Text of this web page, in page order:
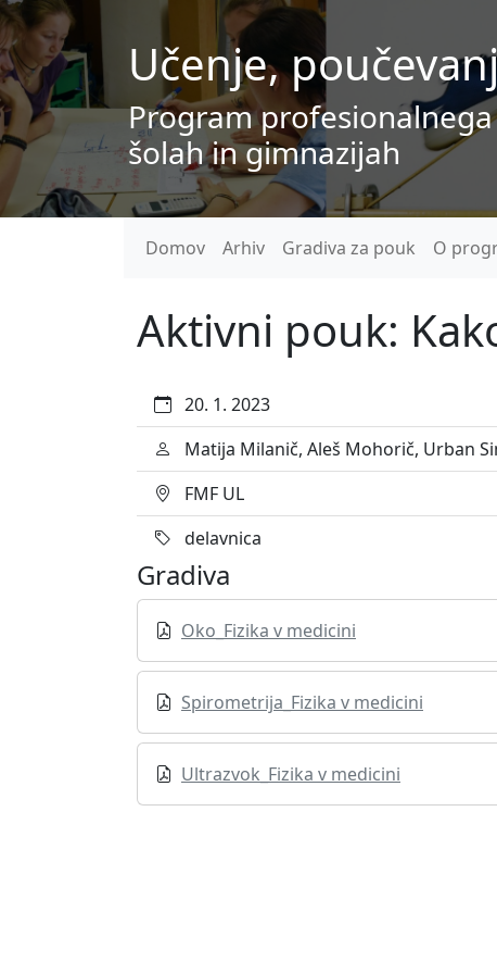
Učenje,
Program
šolah in gimnazijah
Domov Arhiv Gradiva za pouk O
Aktivni pouk:
20. 1. 2023
Matija Milanič, Aleš Mohorič, Urban
FMF UL
delavnica
Gradiva
Oko_Fizika v medicini
Spirometrija_Fizika v medicini
Ultrazvok_Fizika v medicini